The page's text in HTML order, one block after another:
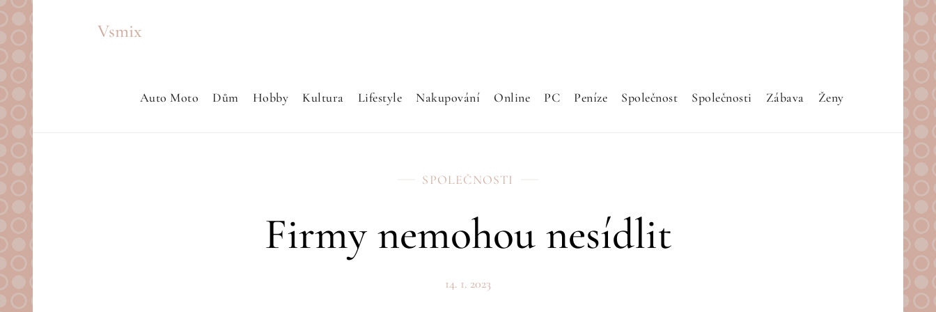
Vsmix
Auto Moto Dům Hobby Kultura Lifestyle Nakupování Online PC Peníze Společnost Společnosti Zábava Ženy
SPOLEČNOSTI
Firmy nemohou nesídlit
14. 1. 2023